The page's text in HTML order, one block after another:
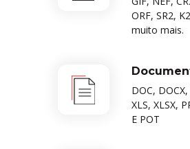
ORF, SR2,
muito mais.
DOC,
XLS, XLSX,
E POT